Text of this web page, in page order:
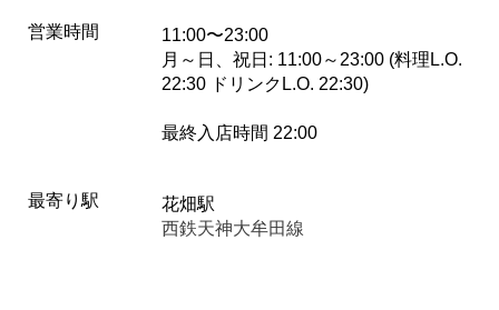
営業時間
11:00〜23:00
月～日、祝日: 11:00～23:00 (料理L.O.
22:30 ドリンクL.O. 22:30)
最終入店時間 22:00
最寄り駅
花畑駅
西鉄天神大牟田線